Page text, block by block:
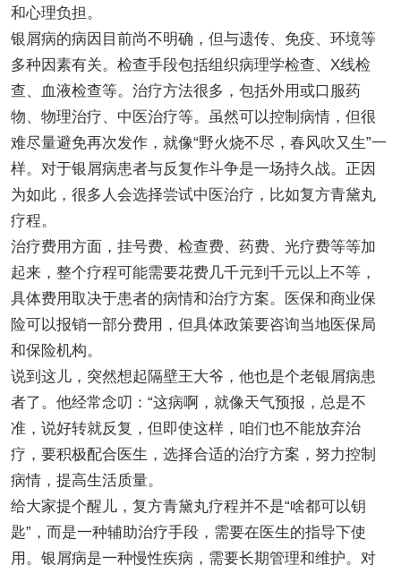
和心理负担。
银屑病的病因目前尚不明确，但与遗传、免疫、环境等
多种因素有关。检查手段包括组织病理学检查、X线检
查、血液检查等。治疗方法很多，包括外用或口服药
物、物理治疗、中医治疗等。虽然可以控制病情，但很
难尽量避免再次发作，就像“野火烧不尽，春风吹又生”一
样。对于银屑病患者与反复作斗争是一场持久战。正因
为如此，很多人会选择尝试中医治疗，比如复方青黛丸
疗程。
治疗费用方面，挂号费、检查费、药费、光疗费等等加
起来，整个疗程可能需要花费几千元到千元以上不等，
具体费用取决于患者的病情和治疗方案。医保和商业保
险可以报销一部分费用，但具体政策要咨询当地医保局
和保险机构。
说到这儿，突然想起隔壁王大爷，他也是个老银屑病患
者了。他经常念叨：“这病啊，就像天气预报，总是不
准，说好转就反复，但即使这样，咱们也不能放弃治
疗，要积极配合医生，选择合适的治疗方案，努力控制
病情，提高生活质量。
给大家提个醒儿，复方青黛丸疗程并不是“啥都可以钥
匙”，而是一种辅助治疗手段，需要在医生的指导下使
用。银屑病是一种慢性疾病，需要长期管理和维护。对